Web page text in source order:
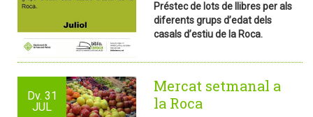
Préstec de lots de llibres per als
diferents grups d’edat dels
casals d’estiu de la Roca.
Dv. 31
JUL
Mercat setmanal a
la Roca